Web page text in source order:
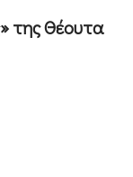
της Θέουτα